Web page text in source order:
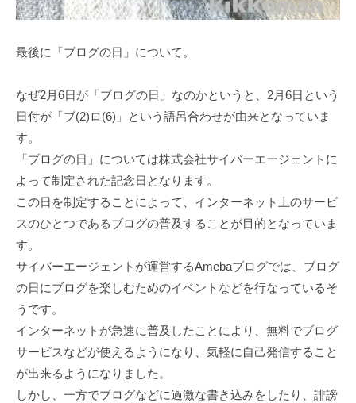
最後に「ブログの日」について。
なぜ2月6日が「ブログの日」なのかというと、2月6日という
日付が「ブ(2)ロ(6)」という語呂合わせが由来となっていま
す。
「ブログの日」については株式会社サイバーエージェントに
よって制定された記念日となります。
この日を制定することによって、インターネット上のサービ
スのひとつであるブログの普及することが目的となっていま
す。
サイバーエージェントが運営するAmebaブログでは、ブログ
の日にブログを楽しむためのイベントなどを行なっているそ
うです。
インターネットが急速に普及したことにより、無料でブログ
サービスなどが使えるようになり、気軽に自己発信すること
が出来るようになりました。
しかし、一方でブログなどに過激な書き込みをしたり、誹謗